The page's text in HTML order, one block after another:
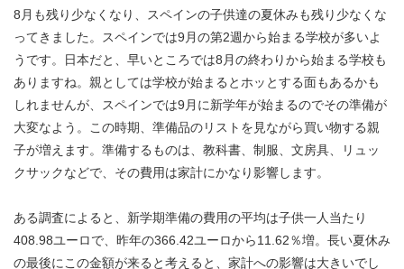
8月も残り少なくなり、スペインの子供達の夏休みも残り少なくな
ってきました。スペインでは9月の第2週から始まる学校が多いよ
うです。日本だと、早いところでは8月の終わりから始まる学校も
ありますね。親としては学校が始まるとホッとする面もあるかも
しれませんが、スペインでは9月に新学年が始まるのでその準備が
大変なよう。この時期、準備品のリストを見ながら買い物する親
子が増えます。準備するものは、教科書、制服、文房具、リュッ
クサックなどで、その費用は家計にかなり影響します。
ある調査によると、新学期準備の費用の平均は子供一人当たり
408.98ユーロで、昨年の366.42ユーロから11.62％増。長い夏休み
の最後にこの金額が来ると考えると、家計への影響は大きいでし